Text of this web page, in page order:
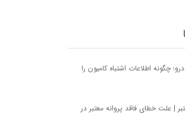
چگونه اطلاعات اشتباه کامیون را
| علت خطای فاقد پروانه معتبر در